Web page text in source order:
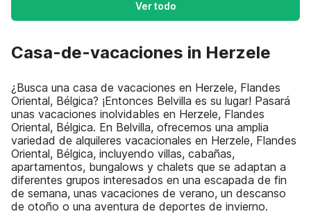
Ver todo
Casa-de-vacaciones in Herzele
¿Busca una casa de vacaciones en Herzele, Flandes
Oriental, Bélgica? ¡Entonces Belvilla es su lugar! Pasará
unas vacaciones inolvidables en Herzele, Flandes
Oriental, Bélgica. En Belvilla, ofrecemos una amplia
variedad de alquileres vacacionales en Herzele, Flandes
Oriental, Bélgica, incluyendo villas, cabañas,
apartamentos, bungalows y chalets que se adaptan a
diferentes grupos interesados en una escapada de fin
de semana, unas vacaciones de verano, un descanso
de otoño o una aventura de deportes de invierno.